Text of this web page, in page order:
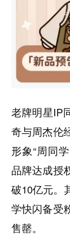
老牌明星IP
奇与周杰伦
形象“周同
品牌达成授
破10亿元。
学快闪备受
售罄。